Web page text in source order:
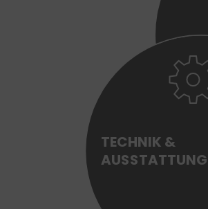
TECHNIK &
AUSSTATTUNG